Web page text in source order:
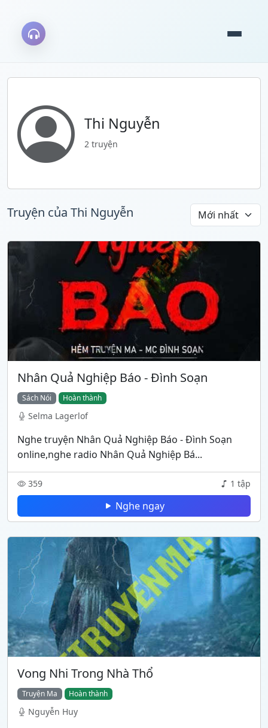
Thi Nguyễn
2 truyện
Truyện của Thi Nguyễn
Nhân Quả Nghiệp Báo - Đình Soạn
Sách Nói Hoàn thành
Selma Lagerlof
Nghe truyện Nhân Quả Nghiệp Báo - Đình Soạn
online,nghe radio Nhân Quả Nghiệp Bá...
359 1 tập
Nghe ngay
Vong Nhi Trong Nhà Thổ
Truyện Ma Hoàn thành
Nguyễn Huy